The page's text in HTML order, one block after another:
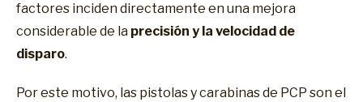
factores inciden directamente en una mejora
considerable de la precisión y la velocidad de
disparo.
Por este motivo, las pistolas y carabinas de PCP son el